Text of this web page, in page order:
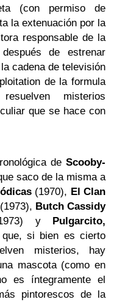
(con permiso de
la extenuación por la
responsable de la
de estrenar
cadena de televisión
de la formula
misterios
que se hace con
de Scooby-
saco de la misma a
(1970), El Clan
(1973), Butch Cassidy
y Pulgarcito,
si bien es cierto
misterios, hay
mascota (como en
es íntegramente el
pintorescos de la